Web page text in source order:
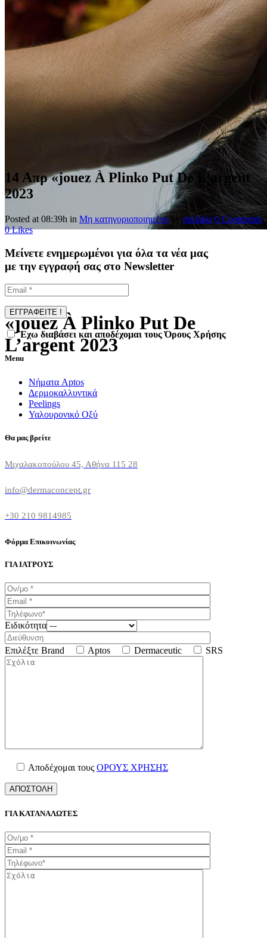
«jouez À Plinko Put De
L’argent 2023
14 Απρ«jouez À Plinko Put De L’argent
2023
Posted at 08:39h in Μη κατηγοριοποιημένο by ntolakis 0 Comments
0Likes
Μείνετε ενημερωμένοι για όλα τα νέα μας
με την εγγραφή σας στο Newsletter
Έχω διαβάσει και αποδέχομαι τους Όρους Χρήσης
Menu
Νήματα Aptos
Δερμοκαλλυντικά
Peelings
Υαλουρονικό Οξύ
Θα μας βρείτε
Μιχαλακοπούλου 45, Αθήνα 115 28
info@dermaconcept.gr
+30 210 9814985
Φόρμα Επικοινωνίας
ΓΙΑ ΙΑΤΡΟΥΣ
Ειδικότητα
Επιλέξτε Brand Aptos Dermaceutic SRS
Αποδέχομαι τους ΟΡΟΥΣ ΧΡΗΣΗΣ
ΓΙΑ ΚΑΤΑΝΑΛΩΤΕΣ